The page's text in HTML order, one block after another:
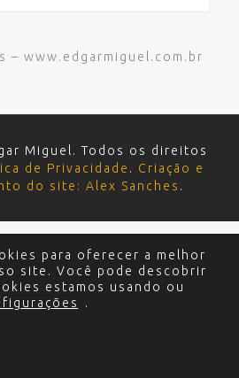
– www.edgarmiguel.com.br
Miguel. Todos os direitos
de Privacidade . Criação e
do site: Alex Sanches .
para oferecer a melhor
site. Você pode descobrir
estamos usando ou
.
Cookie Banner